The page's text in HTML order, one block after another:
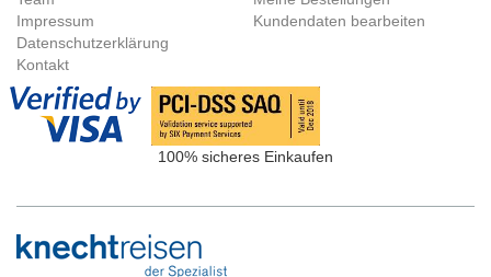
Impressum
Datenschutzerklärung
Kontakt
Kundendaten bearbeiten
100% sicheres Einkaufen